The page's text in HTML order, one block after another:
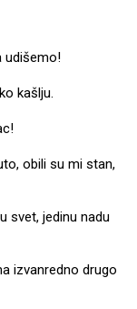
udišemo!
kašlju.
obili su mi stan,
svet, jedinu nadu
izvanredno drugo